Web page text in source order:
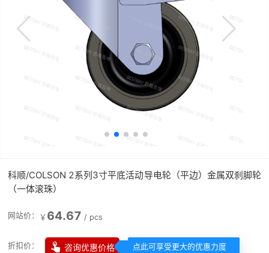
科顺/COLSON 2系列3寸平底活动导电轮（平边）金属双刹脚轮
（一体滚珠）
网站价： ￥ 64.67 / pcs
折扣价：  咨询优惠价格
点此可享受更大的优惠力度